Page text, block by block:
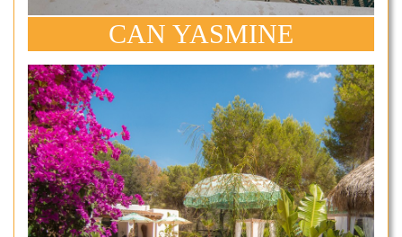
CAN YASMINE